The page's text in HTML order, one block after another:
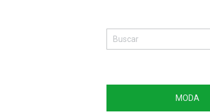
MODA